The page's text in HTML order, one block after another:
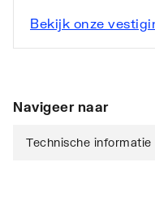
Bekijk onze
Navigeer naar
Technische informatie